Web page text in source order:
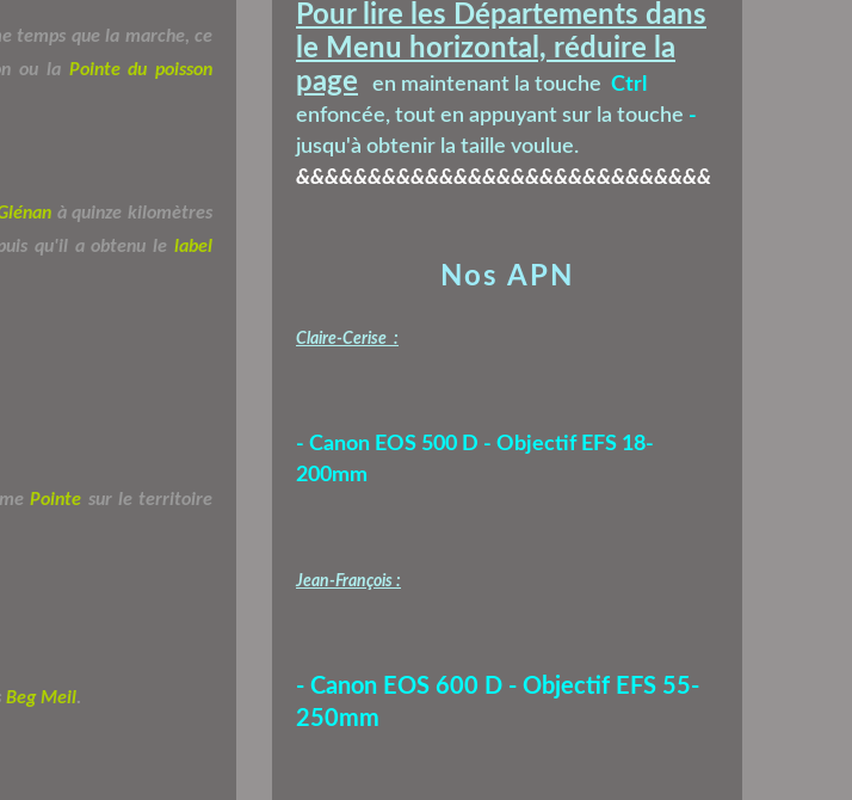
temps que la marche, ce
ou la Pointe du poisson
à quinze kilomètres
qu'il a obtenu le label
Pointe sur le territoire
Beg Meil.
Nos APN
Claire-Cerise :
- Canon EOS 500 D - Objectif EFS 18-
200mm
Jean-François :
- Canon EOS 600 D - Objectif EFS 55-
250mm
Pour lire les Départements dans
le Menu horizontal, réduire la
page
en maintenant la touche Ctrl
enfoncée, tout en appuyant sur la touche -
jusqu'à obtenir la taille voulue.
&&&&&&&&&&&&&&&&&&&&&&&&&&&&&